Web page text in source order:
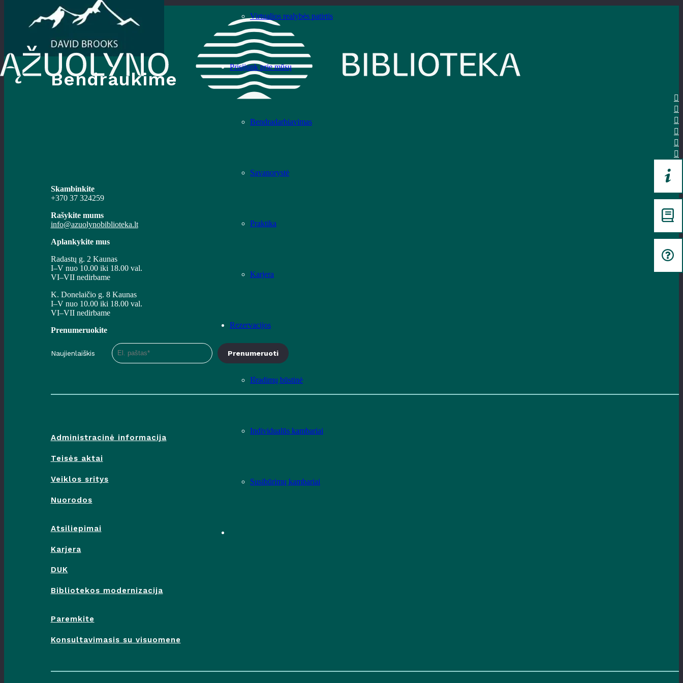
Virtualios realybės patirtis
Prisijunk prie mūsų
Bendradarbiavimas
Savanorystė
Praktika
Karjera
Rezervacijos
Išradimų būstinė
Individualūs kambariai
Susibūrimų kambariai
Bendraukime
Skambinkite
+370 37 324259
Rašykite mums
info@azuolynobiblioteka.lt
Aplankykite mus
Radastų g. 2 Kaunas
I–V nuo 10.00 iki 18.00 val.
VI–VII nedirbame
K. Donelaičio g. 8 Kaunas
I–V nuo 10.00 iki 18.00 val.
VI–VII nedirbame
Prenumeruokite
Naujienlaiškis Prenumeruoti
Administracinė informacija
Teisės aktai
Veiklos sritys
Nuorodos
Atsiliepimai
Karjera
DUK
Bibliotekos modernizacija
Paremkite
Konsultavimasis su visuomene